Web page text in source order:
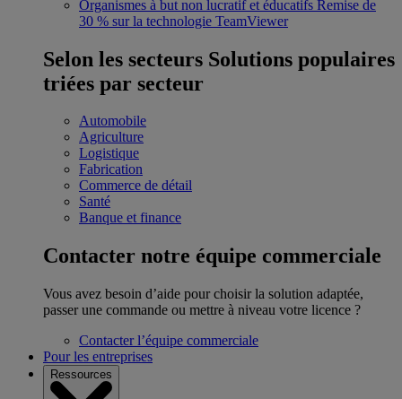
Organismes à but non lucratif et éducatifs Remise de
30 % sur la technologie TeamViewer
Selon les secteurs Solutions populaires
triées par secteur
Automobile
Agriculture
Logistique
Fabrication
Commerce de détail
Santé
Banque et finance
Contacter notre équipe commerciale
Vous avez besoin d’aide pour choisir la solution adaptée,
passer une commande ou mettre à niveau votre licence ?
Contacter l’équipe commerciale
Pour les entreprises
Ressources